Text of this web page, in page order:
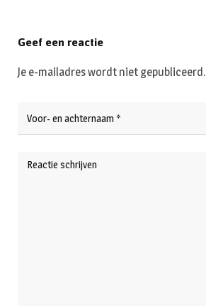
Geef een reactie
Je e-mailadres wordt niet gepubliceerd.